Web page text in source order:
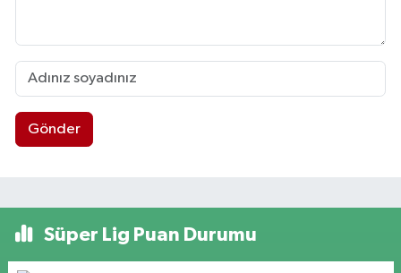
Gönder
Süper Lig Puan Durumu